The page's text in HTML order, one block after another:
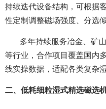
持续迭代设备结构，可根据
性定制调整磁场强度、分选
多年持续服务冶金、矿
等行业，合作项目覆盖国内
线实操数据，适配各类复杂
二、低耗细粒湿式精选磁选